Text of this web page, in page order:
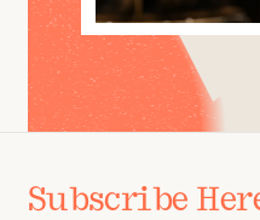
Subscribe